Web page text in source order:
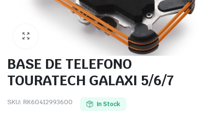
BASE DE TELEFONO
TOURATECH GALAXI 5/6/7
SKU: RK60412993600 In Stock